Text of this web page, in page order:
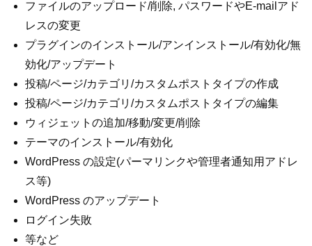
ファイルのアップロード/削除, パスワードやE-mailアド
レスの変更
プラグインのインストール/アンインストール/有効化/無
効化/アップデート
投稿/ページ/カテゴリ/カスタムポストタイプの作成
投稿/ページ/カテゴリ/カスタムポストタイプの編集
ウィジェットの追加/移動/変更/削除
テーマのインストール/有効化
WordPress の設定(パーマリンクや管理者通知用アドレ
ス等)
WordPress のアップデート
ログイン失敗
等など